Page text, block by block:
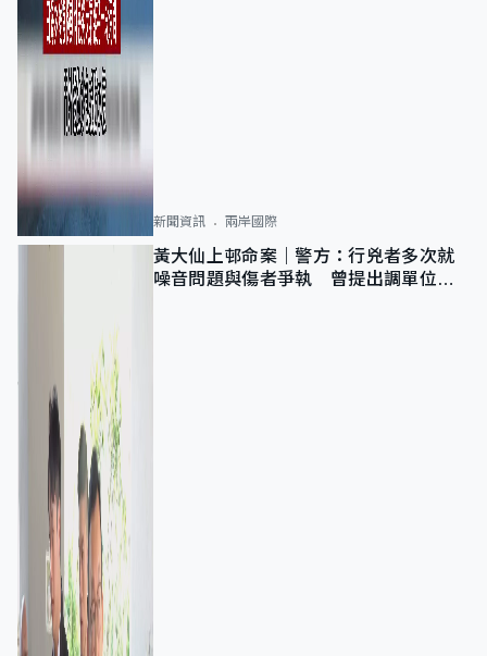
新聞資訊 兩岸國際
黃大仙上邨命案｜警方：行兇者多次就
噪音問題與傷者爭執 曾提出調單位已